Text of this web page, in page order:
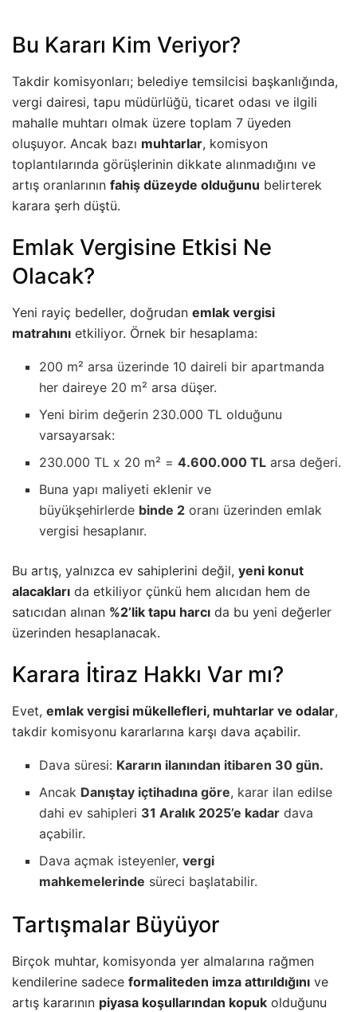
Bu Kararı Kim Veriyor?
Takdir komisyonları; belediye temsilcisi başkanlığında,
vergi dairesi, tapu müdürlüğü, ticaret odası ve ilgili
mahalle muhtarı olmak üzere toplam 7 üyeden
oluşuyor. Ancak bazı muhtarlar, komisyon
toplantılarında görüşlerinin dikkate alınmadığını ve
artış oranlarının fahiş düzeyde olduğunu belirterek
karara şerh düştü.
Emlak Vergisine Etkisi Ne
Olacak?
Yeni rayiç bedeller, doğrudan emlak vergisi
matrahını etkiliyor. Örnek bir hesaplama:
200 m² arsa üzerinde 10 daireli bir apartmanda
her daireye 20 m² arsa düşer.
Yeni birim değerin 230.000 TL olduğunu
varsayarsak:
230.000 TL x 20 m² =4.600.000 TL arsa değeri.
Buna yapı maliyeti eklenir ve
büyükşehirlerde binde 2 oranı üzerinden emlak
vergisi hesaplanır.
Bu artış, yalnızca ev sahiplerini değil, yeni konut
alacakları da etkiliyor çünkü hem alıcıdan hem de
satıcıdan alınan %2’lik tapu harcı da bu yeni değerler
üzerinden hesaplanacak.
Karara İtiraz Hakkı Var mı?
Evet, emlak vergisi mükellefleri, muhtarlar ve odalar,
takdir komisyonu kararlarına karşı dava açabilir.
Dava süresi: Kararın ilanından itibaren 30 gün.
Ancak Danıştay içtihadına göre, karar ilan edilse
dahi ev sahipleri 31 Aralık 2025’e kadar dava
açabilir.
Dava açmak isteyenler,vergi
mahkemelerinde süreci başlatabilir.
Tartışmalar Büyüyor
Birçok muhtar, komisyonda yer almalarına rağmen
kendilerine sadece formaliteden imza attırıldığını ve
artış kararının piyasa koşullarından kopuk olduğunu